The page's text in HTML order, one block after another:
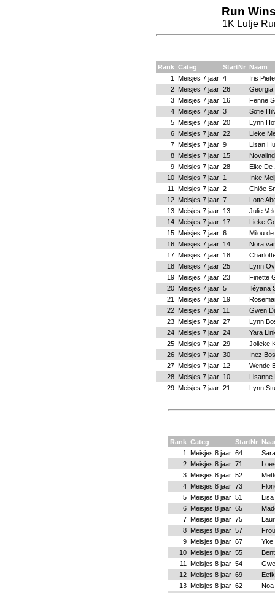
Run
1K Lutje
Rank Categ StartNr Naam
1
Meisjes 7 jaar 4
Iris
2 Meisjes 7 jaar 26
Georgia
3 Meisjes 7 jaar 16
Fenne
4 Meisjes 7 jaar 3
Sofie
5 Meisjes 7 jaar 20
Lynn
6 Meisjes 7 jaar 22
Lieke
7 Meisjes 7 jaar 9
Lisan
8 Meisjes 7 jaar 15
9 Meisjes 7 jaar 28
Elke De
10 Meisjes 7 jaar 1
Inke
11
Meisjes 7 jaar 2
Chlöe
12 Meisjes 7 jaar 7
Lotte
13 Meisjes 7 jaar 13
Julie
14 Meisjes 7 jaar 17
Lieke
15 Meisjes 7 jaar 6
Milou
16 Meisjes 7 jaar 14
Nora
17 Meisjes 7 jaar 18
18 Meisjes 7 jaar 25
Lynn
19 Meisjes 7 jaar 23
Finette
20 Meisjes 7 jaar 5
Iléyana
21
Meisjes 7 jaar 19
22 Meisjes 7 jaar 11
Gwen
23 Meisjes 7 jaar 27
Lynn
24 Meisjes 7 jaar 24
Yara
25 Meisjes 7 jaar 29
Jolieke
26 Meisjes 7 jaar 30
Inez
27 Meisjes 7 jaar 12
Wende
28 Meisjes 7 jaar 10
Lisanne
29 Meisjes 7 jaar 21 Lynn
Rank Categ StartNr
1
Meisjes 8 jaar 64
2 Meisjes 8 jaar 71
3 Meisjes 8 jaar 52
4 Meisjes 8 jaar 73
5 Meisjes 8 jaar 51
6 Meisjes 8 jaar 65
7 Meisjes 8 jaar 75
8 Meisjes 8 jaar 57
9 Meisjes 8 jaar 67
Yke
10 Meisjes 8 jaar 55
11
Meisjes 8 jaar 54
12 Meisjes 8 jaar 69
13 Meisjes 8 jaar 62
Noa